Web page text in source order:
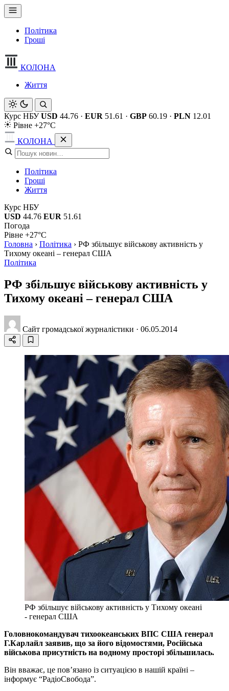
Політика
Гроші
КОЛОНА
Життя
Курс НБУ USD 44.76 · EUR 51.61 · GBP 60.19 · PLN 12.01
Рівне +27°C
КОЛОНА
Політика
Гроші
Життя
Курс НБУ
USD 44.76 EUR 51.61
Погода
Рівне +27°C
Головна › Політика › РФ збільшує військову активність у
Тихому океані – генерал США
Політика
РФ збільшує військову активність у
Тихому океані – генерал США
Сайт громадської журналістики · 06.05.2014
РФ збільшує військову активність у Тихому океані
- генерал США
Головнокомандувач тихоокеанських ВПС США генерал
Г.Карлайл заявив, що за його відомостями, Російська
військова присутність на водному просторі збільшилась.
Він вважає, це пов’язано із ситуацією в нашій країні –
інформує “РадіоСвобода”.